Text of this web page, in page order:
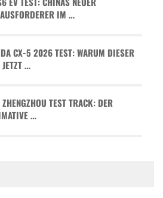
IM …
CX-5 2026 TEST: WARUM DIESER
…
TEST TRACK: DER
…